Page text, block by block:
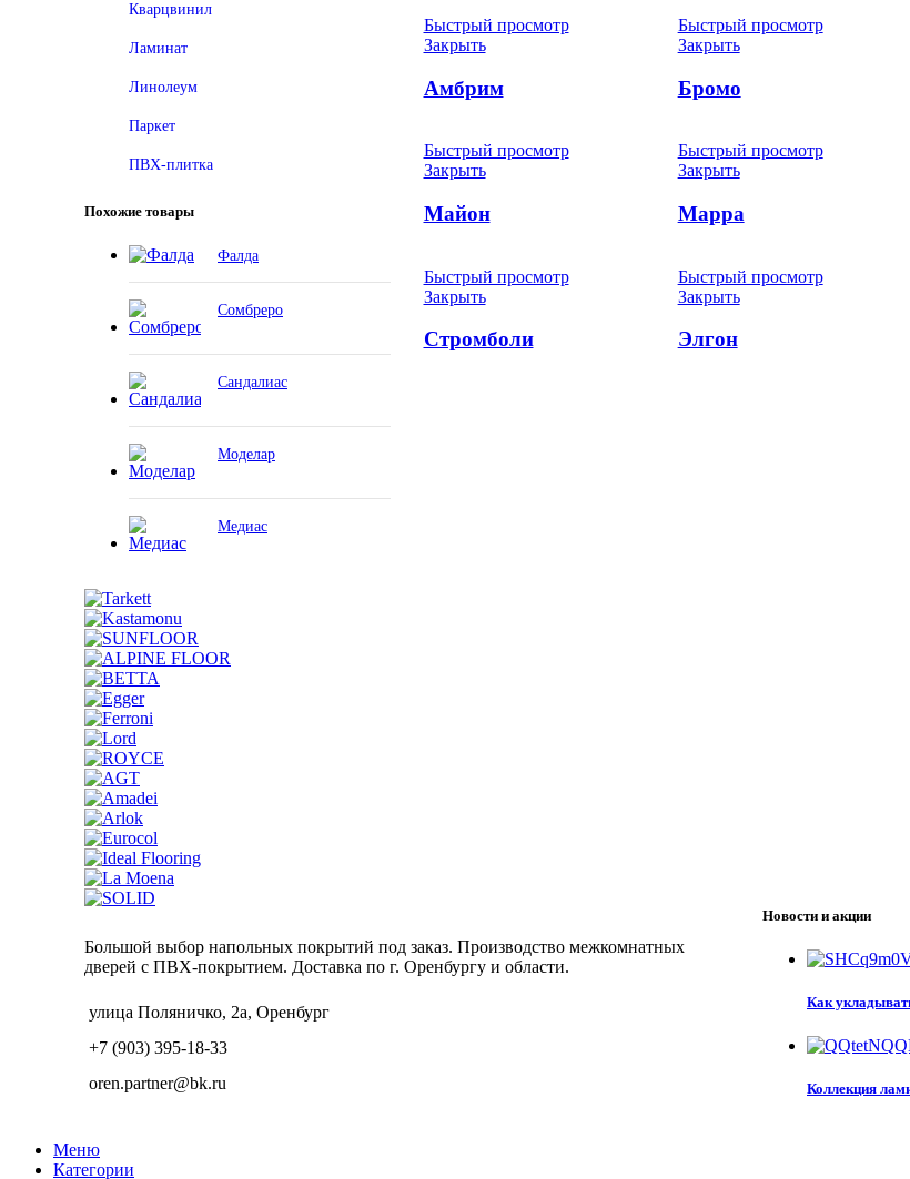
Кварцвинил
Ламинат
Линолеум
Паркет
ПВХ-плитка
Похожие товары
Фалда
Сомбреро
Сандалиас
Моделар
Медиас
Быстрый просмотр
Закрыть
Амбрим
Быстрый просмотр
Закрыть
Бромо
Быстрый просмотр
Закрыть
Майон
Быстрый просмотр
Закрыть
Марра
Быстрый просмотр
Закрыть
Стромболи
Быстрый просмотр
Закрыть
Элгон
Большой выбор напольных покрытий под заказ. Производство межкомнатных
дверей с ПВХ-покрытием. Доставка по г. Оренбургу и области.
улица Поляничко, 2а, Оренбург
+7 (903) 395-18-33
oren.partner@bk.ru
Новости и акции
Как
Коллекция
Меню
Категории